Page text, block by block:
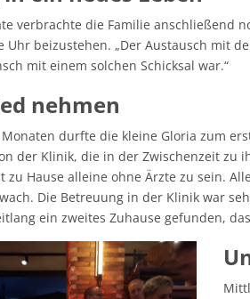
verbrachte die Familie anschließend
Uhr beizustehen. „Der Austausch mit
mit einem solchen Schicksal war.“
nehmen
Monaten durfte die kleine Gloria zum
der Klinik, die in der Zwischenzeit zu
zu Hause alleine ohne Ärzte zu sein.
Die Betreuung in der Klinik war
ein zweites Zuhause gefunden,